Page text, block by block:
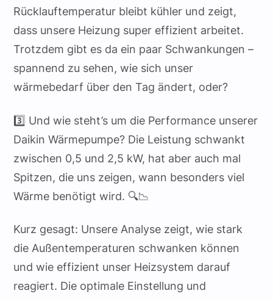
Rücklauftemperatur bleibt kühler und zeigt,
dass unsere Heizung super effizient arbeitet.
Trotzdem gibt es da ein paar Schwankungen –
spannend zu sehen, wie sich unser
wärmebedarf über den Tag ändert, oder?
3️⃣ Und wie steht’s um die Performance unserer
Daikin Wärmepumpe? Die Leistung schwankt
zwischen 0,5 und 2,5 kW, hat aber auch mal
Spitzen, die uns zeigen, wann besonders viel
Wärme benötigt wird. 🔍📉
Kurz gesagt: Unsere Analyse zeigt, wie stark
die Außentemperaturen schwanken können
und wie effizient unser Heizsystem darauf
reagiert. Die optimale Einstellung und